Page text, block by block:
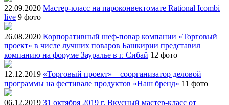
22.09.2020 Мастер-класс на пароконвектомате Rational Icombi
live 9 фото
26.08.2020 Корпоративный шеф-повар компании «Торговый
проект» в числе лучших поваров Башкирии представил
компанию на форуме Зауралье в г. Сибай 12 фото
12.12.2019 «Торговый проект» – соорганизатор деловой
программы на фестивале продуктов «Наш бренд» 11 фото
06.12.2019 31 октября 2019 г. Вкусный мастер-класс от